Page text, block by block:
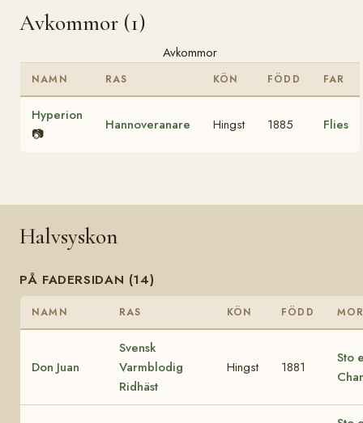
Avkommor (1)
Avkommor
NAMN RAS KÖN FÖDD FAR
Hyperion
📷
Hannoveranare Hingst 1885 Flies
Halvsyskon
PÅ FADERSIDAN (14)
NAMN RAS KÖN FÖDD
Don Juan
Svensk
Varmblodig
Ridhäst
Hingst 1881
Sto